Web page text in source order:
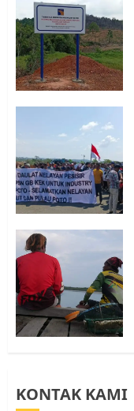
4
5
KONTAK KAMI